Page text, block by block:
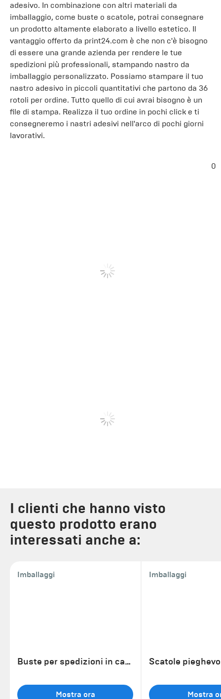
adesivo. In combinazione con altri materiali da
imballaggio, come buste o scatole, potrai consegnare
un prodotto altamente elaborato a livello estetico. Il
vantaggio offerto da print24.com è che non c'è bisogno
di essere una grande azienda per rendere le tue
spedizioni più professionali, stampando nastro da
imballaggio personalizzato. Possiamo stampare il tuo
nastro adesivo in piccoli quantitativi che partono da 36
rotoli per ordine. Tutto quello di cui avrai bisogno è un
file di stampa. Realizza il tuo ordine in pochi click e ti
consegneremo i nastri adesivi nell'arco di pochi giorni
lavorativi.
0
I clienti che hanno visto
questo prodotto erano
interessati anche a:
Imballaggi
Buste per spedizioni in cartoncino
Mostra ora
Imballaggi
Scatole
Mostra